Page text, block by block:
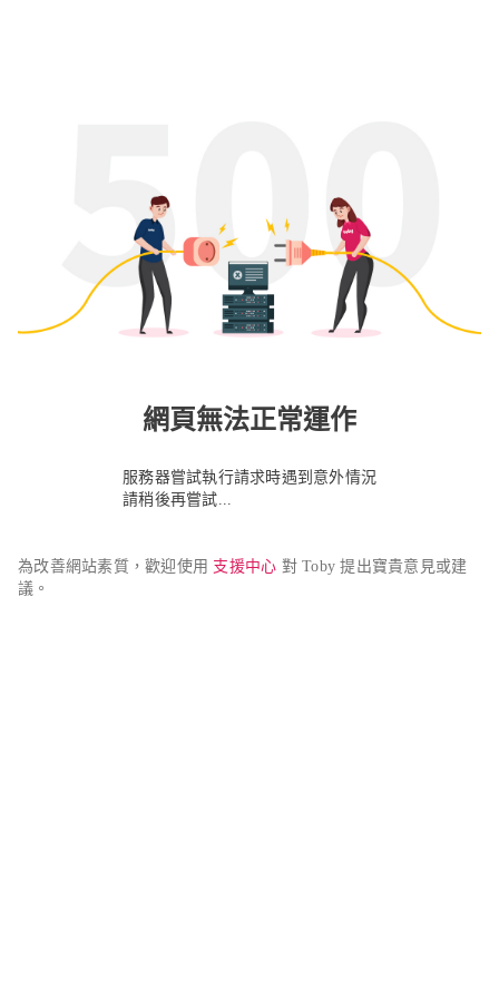
網頁無法正常運作
服務器嘗試執行請求時遇到意外情況
請稍後再嘗試...
為改善網站素質，歡迎使用 支援中心 對 Toby 提出寶貴意見或建
議。